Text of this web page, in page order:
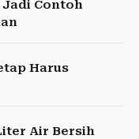
Contoh
Harus
Air Bersih